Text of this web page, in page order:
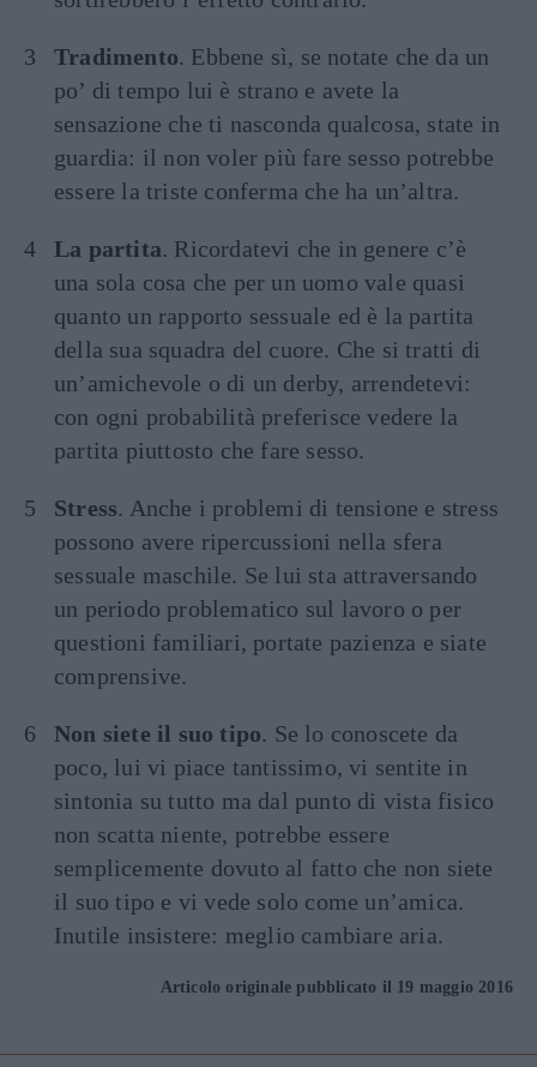
Tradimento. Ebbene sì, se notate che da un
po’ di tempo lui è strano e avete la
sensazione che ti nasconda qualcosa, state in
guardia: il non voler più fare sesso potrebbe
essere la triste conferma che ha un’altra.
La partita. Ricordatevi che in genere c’è
una sola cosa che per un uomo vale quasi
quanto un rapporto sessuale ed è la partita
della sua squadra del cuore. Che si tratti di
un’amichevole o di un derby, arrendetevi:
con ogni probabilità preferisce vedere la
partita piuttosto che fare sesso.
Stress. Anche i problemi di tensione e stress
possono avere ripercussioni nella sfera
sessuale maschile. Se lui sta attraversando
un periodo problematico sul lavoro o per
questioni familiari, portate pazienza e siate
comprensive.
Non siete il suo tipo. Se lo conoscete da
poco, lui vi piace tantissimo, vi sentite in
sintonia su tutto ma dal punto di vista fisico
non scatta niente, potrebbe essere
semplicemente dovuto al fatto che non siete
il suo tipo e vi vede solo come un’amica.
Inutile insistere: meglio cambiare aria.
Articolo originale pubblicato il 19 maggio 2016